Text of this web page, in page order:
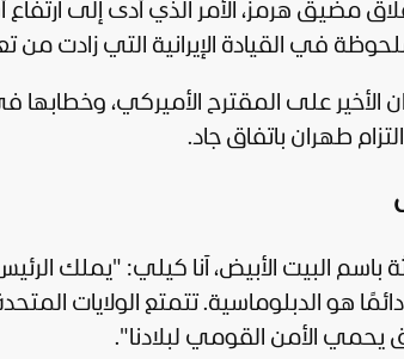
مضيق هرمز، الأمر الذي أدى إلى ارتفاع
في القيادة الإيرانية التي زادت
الأخير على المقترح الأميركي، وخطابها
طهران باتفاق جاد.
باسم البيت الأبيض، آنا كيلي: "يملك
هو الدبلوماسية. تتمتع الولايات
يحمي الأمن القومي لبلادنا".